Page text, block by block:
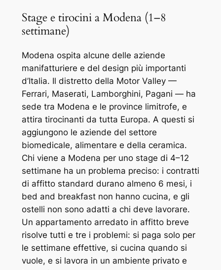
Stage e tirocini a Modena (1–8
settimane)
Modena ospita alcune delle aziende
manifatturiere e del design più importanti
d’Italia. Il distretto della Motor Valley —
Ferrari, Maserati, Lamborghini, Pagani — ha
sede tra Modena e le province limitrofe, e
attira tirocinanti da tutta Europa. A questi si
aggiungono le aziende del settore
biomedicale, alimentare e della ceramica.
Chi viene a Modena per uno stage di 4–12
settimane ha un problema preciso: i contratti
di affitto standard durano almeno 6 mesi, i
bed and breakfast non hanno cucina, e gli
ostelli non sono adatti a chi deve lavorare.
Un appartamento arredato in affitto breve
risolve tutti e tre i problemi: si paga solo per
le settimane effettive, si cucina quando si
vuole, e si lavora in un ambiente privato e